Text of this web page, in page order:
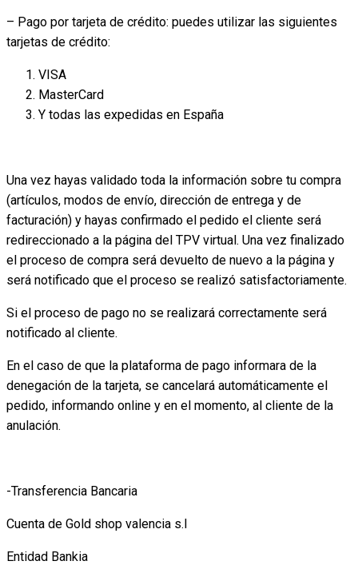
– Pago por tarjeta de crédito: puedes utilizar las siguientes
tarjetas de crédito:
VISA
MasterCard
Y todas las expedidas en España
Una vez hayas validado toda la información sobre tu compra
(artículos, modos de envío, dirección de entrega y de
facturación) y hayas confirmado el pedido el cliente será
redireccionado a la página del TPV virtual. Una vez finalizado
el proceso de compra será devuelto de nuevo a la página y
será notificado que el proceso se realizó satisfactoriamente.
Si el proceso de pago no se realizará correctamente será
notificado al cliente.
En el caso de que la plataforma de pago informara de la
denegación de la tarjeta, se cancelará automáticamente el
pedido, informando online y en el momento, al cliente de la
anulación.
-Transferencia Bancaria
Cuenta de Gold shop valencia s.l
Entidad Bankia